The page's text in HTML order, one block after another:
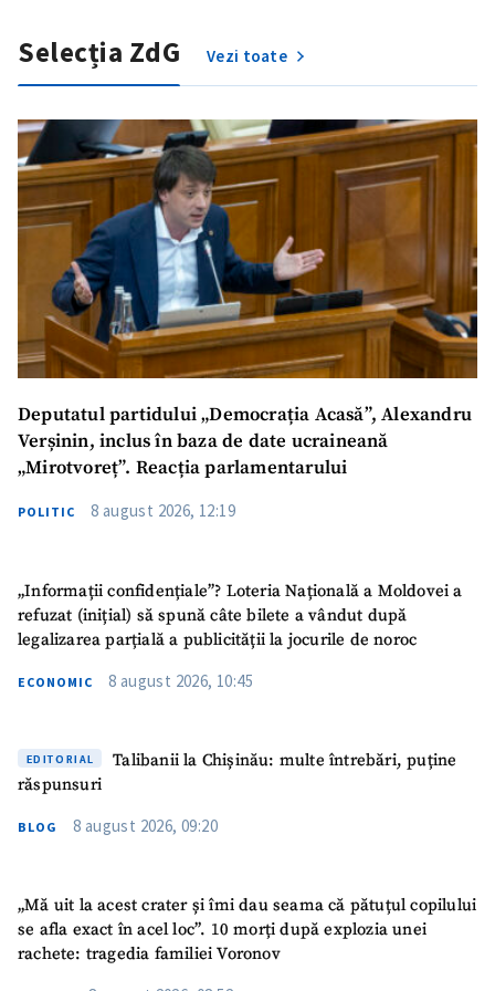
Selecția ZdG Vezi toate
Deputatul partidului „Democrația Acasă”, Alexandru
Verșinin, inclus în baza de date ucraineană
„Mirotvoreț”. Reacția parlamentarului
POLITIC 8 august 2026, 12:19
„Informații confidențiale”? Loteria Națională a Moldovei a
refuzat (inițial) să spună câte bilete a vândut după
legalizarea parțială a publicității la jocurile de noroc
ECONOMIC 8 august 2026, 10:45
EDITORIAL
Talibanii la Chișinău: multe întrebări, puține
răspunsuri
BLOG 8 august 2026, 09:20
„Mă uit la acest crater și îmi dau seama că pătuțul copilului
se afla exact în acel loc”. 10 morți după explozia unei
rachete: tragedia familiei Voronov